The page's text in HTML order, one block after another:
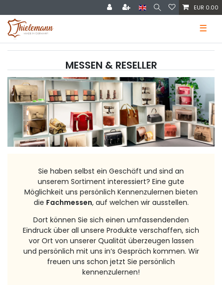
EUR 0.00
☰
MESSEN & RESELLER
Sie haben selbst ein Geschäft und sind an
unserem Sortiment interessiert? Eine gute
Möglichkeit uns persönlich Kennenzulernen bieten
die Fachmessen, auf welchen wir ausstellen.
Dort können Sie sich einen umfassendenden
Eindruck über all unsere Produkte verschaffen, sich
vor Ort von unserer Qualität überzeugen lassen
und persönlich mit uns in‘s Gespräch kommen. Wir
freuen uns schon jetzt Sie persönlich
kennenzulernen!